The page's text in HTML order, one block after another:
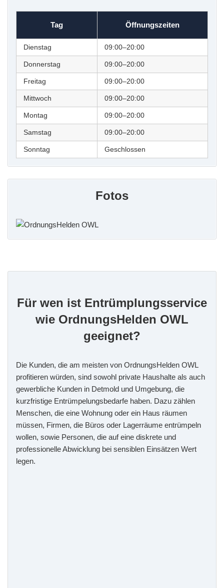
Tag Öffnungszeiten
Dienstag 09:00–20:00
Donnerstag 09:00–20:00
Freitag 09:00–20:00
Mittwoch 09:00–20:00
Montag 09:00–20:00
Samstag 09:00–20:00
Sonntag Geschlossen
Fotos
Für wen ist Entrümplungsservice
wie OrdnungsHelden OWL
geeignet?
Die Kunden, die am meisten von OrdnungsHelden OWL
profitieren würden, sind sowohl private Haushalte als auch
gewerbliche Kunden in Detmold und Umgebung, die
kurzfristige Entrümpelungsbedarfe haben. Dazu zählen
Menschen, die eine Wohnung oder ein Haus räumen
müssen, Firmen, die Büros oder Lagerräume entrümpeln
wollen, sowie Personen, die auf eine diskrete und
professionelle Abwicklung bei sensiblen Einsätzen Wert
legen.